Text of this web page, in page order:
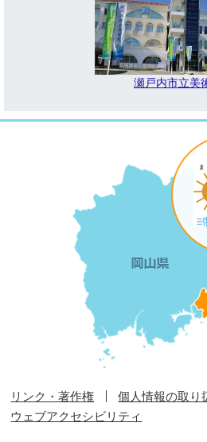
瀬戸内市立美
リンク・著作権
個人情報の取り
ウェブアクセシビリティ